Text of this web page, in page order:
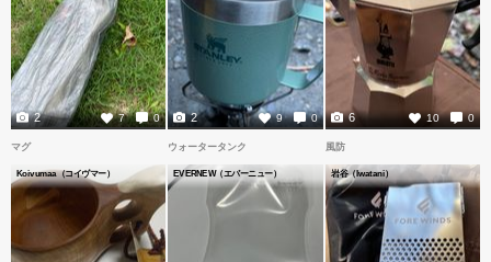
7 0
2 9 0
2 10 0
6
マグ
Koivumaa（コイヴマー）
ウォータータンク
EVERNEW（エバーニュー）
風防
岩谷（Iwatani）